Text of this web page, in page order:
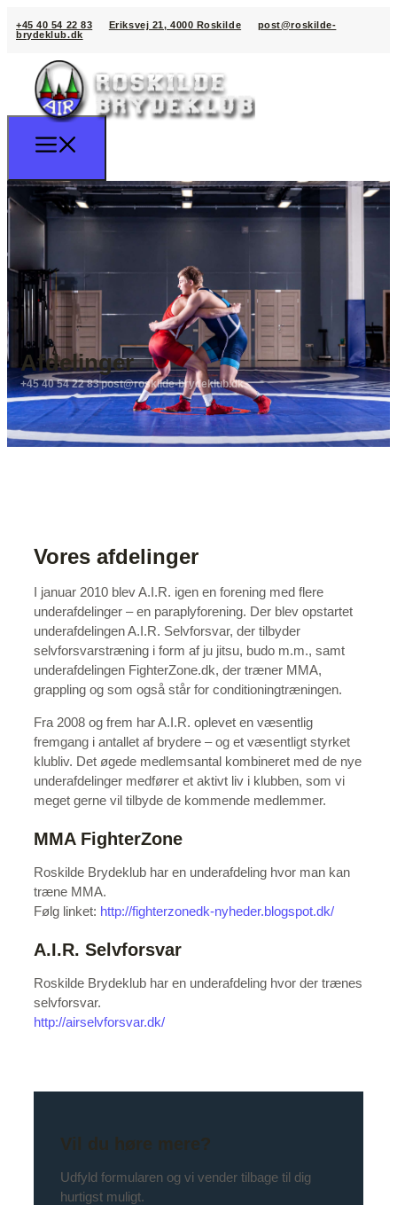
+45 40 54 22 83 Eriksvej 21, 4000 Roskilde
post@roskilde-
brydeklub.dk
Afdelinger
+45 40 54 22 83post@roskilde-brydeklub.dk
Vores afdelinger
I januar 2010 blev A.I.R. igen en forening med flere
underafdelinger – en paraplyforening. Der blev opstartet
underafdelingen A.I.R. Selvforsvar, der tilbyder
selvforsvarstræning i form af ju jitsu, budo m.m., samt
underafdelingen FighterZone.dk, der træner MMA,
grappling og som også står for conditioningtræningen.
Fra 2008 og frem har A.I.R. oplevet en væsentlig
fremgang i antallet af brydere – og et væsentligt styrket
klubliv. Det øgede medlemsantal kombineret med de nye
underafdelinger medfører et aktivt liv i klubben, som vi
meget gerne vil tilbyde de kommende medlemmer.
MMA FighterZone
Roskilde Brydeklub har en underafdeling hvor man kan
træne MMA.
Følg linket: http://fighterzonedk-nyheder.blogspot.dk/
A.I.R. Selvforsvar
Roskilde Brydeklub har en underafdeling hvor der trænes
selvforsvar.
http://airselvforsvar.dk/
Vil du høre mere?
Udfyld formularen og vi vender tilbage til dig
hurtigst muligt.